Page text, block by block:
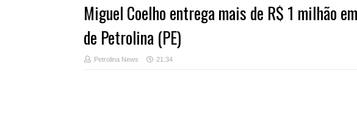
Miguel Coelho entrega mais de R$ 1 milhão
de Petrolina (PE)
Petrolina News 21:34